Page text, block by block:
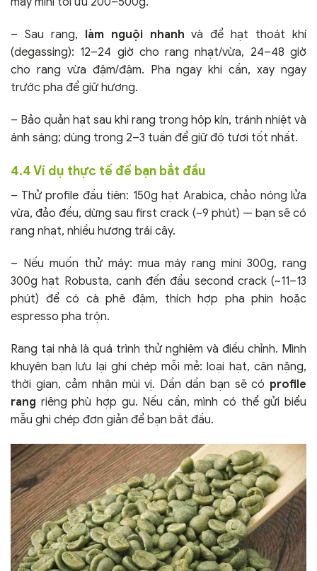
– Sau rang, làm nguội nhanh và để hạt thoát khí
(degassing): 12–24 giờ cho rang nhạt/vừa, 24–48 giờ
cho rang vừa đậm/đậm. Pha ngay khi cần, xay ngay
trước pha để giữ hương.
– Bảo quản hạt sau khi rang trong hộp kín, tránh nhiệt và
ánh sáng; dùng trong 2–3 tuần để giữ độ tươi tốt nhất.
4.4 Ví dụ thực tế để bạn bắt đầu
– Thử profile đầu tiên: 150g hạt Arabica, chảo nóng lửa
vừa, đảo đều, dừng sau first crack (~9 phút) — bạn sẽ có
rang nhạt, nhiều hương trái cây.
– Nếu muốn thử máy: mua máy rang mini 300g, rang
300g hạt Robusta, canh đến đầu second crack (~11–13
phút) để có cà phê đậm, thích hợp pha phin hoặc
espresso pha trộn.
Rang tại nhà là quá trình thử nghiệm và điều chỉnh. Mình
khuyên bạn lưu lại ghi chép mỗi mẻ: loại hạt, cân nặng,
thời gian, cảm nhận mùi vị. Dần dần bạn sẽ có profile
rang riêng phù hợp gu. Nếu cần, mình có thể gửi biểu
mẫu ghi chép đơn giản để bạn bắt đầu.